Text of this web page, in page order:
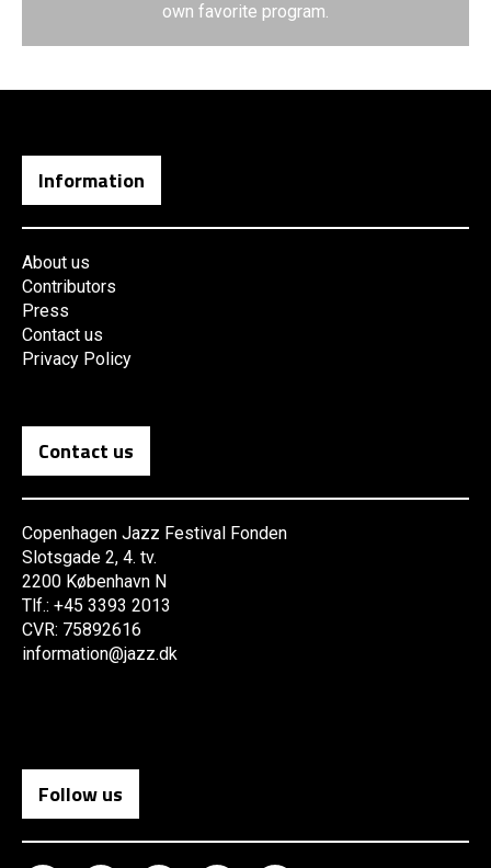
own favorite program.
Information
About us
Contributors
Press
Contact us
Privacy Policy
Contact us
Copenhagen Jazz Festival Fonden
Slotsgade 2, 4. tv.
2200 København N
Tlf.: +45 3393 2013
CVR: 75892616
information@jazz.dk
Follow us